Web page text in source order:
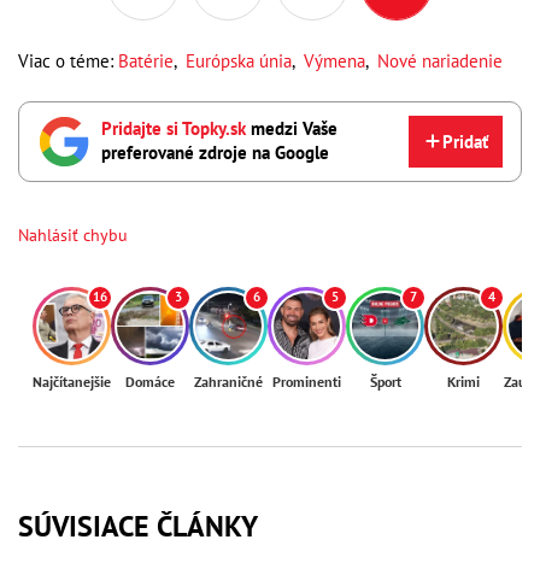
Viac o téme: Batérie, Európska únia, Výmena, Nové nariadenie
Pridajte si Topky.skmedzi Vaše
preferované zdroje na Google
Pridať
Nahlásiť chybu
16
Najčítanejšie
3
Domáce
6
Zahraničné
5
Prominenti
7
Šport
4
Krimi
SÚVISIACE ČLÁNKY